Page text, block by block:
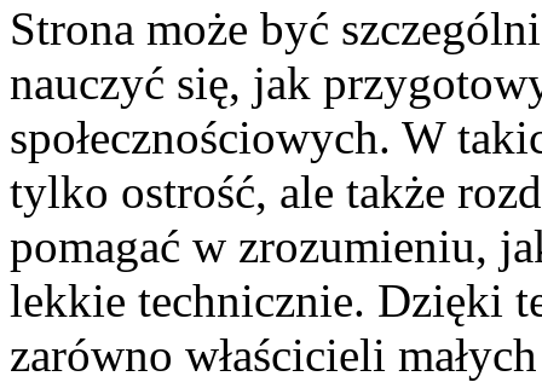
Strona może być
nauczyć się, jak
społecznościowych. W
tylko ostrość, ale także
pomagać w zrozumieniu,
lekkie technicznie. Dzięki
zarówno właścicieli